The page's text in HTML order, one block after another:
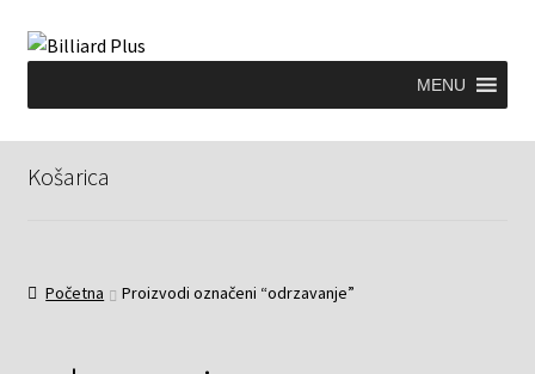
MENU
Košarica
Početna Proizvodi označeni “odrzavanje”